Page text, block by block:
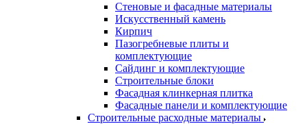
Стеновые и фасадные материалы
Искусственный камень
Кирпич
Пазогребневые плиты и
комплектующие
Сайдинг и комплектующие
Строительные блоки
Фасадная клинкерная плитка
Фасадные панели и комплектующие
Строительные расходные материалы